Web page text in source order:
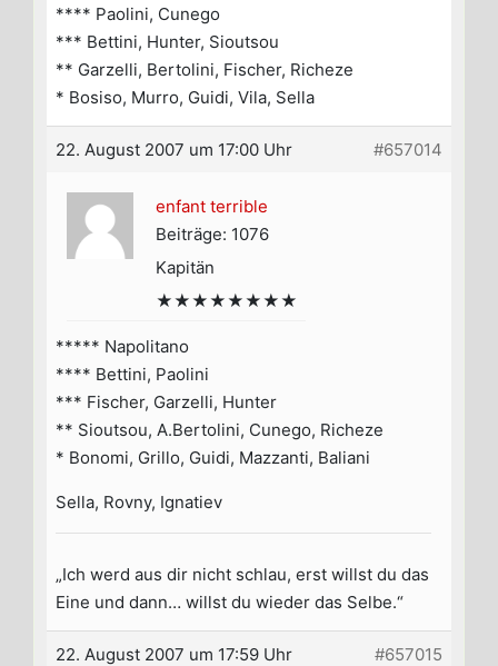
**** Paolini, Cunego
*** Bettini, Hunter, Sioutsou
** Garzelli, Bertolini, Fischer, Richeze
* Bosiso, Murro, Guidi, Vila, Sella
22. August 2007 um 17:00 Uhr #657014
enfant terrible
Beiträge: 1076
Kapitän
★★★★★★★★
***** Napolitano
**** Bettini, Paolini
*** Fischer, Garzelli, Hunter
** Sioutsou, A.Bertolini, Cunego, Richeze
* Bonomi, Grillo, Guidi, Mazzanti, Baliani
Sella, Rovny, Ignatiev
„Ich werd aus dir nicht schlau, erst willst du das
Eine und dann… willst du wieder das Selbe.“
22. August 2007 um 17:59 Uhr #657015